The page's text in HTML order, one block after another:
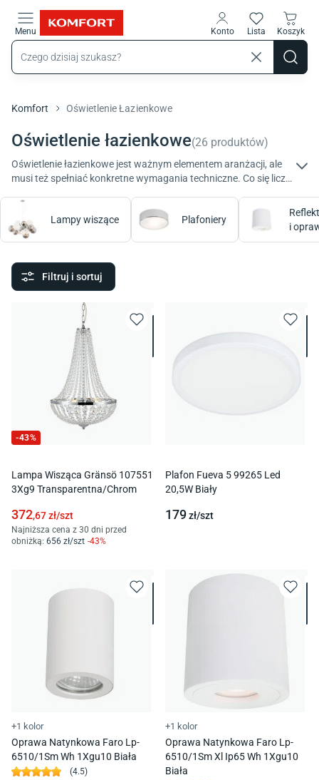
Menu Konto Lista Koszyk
Komfort Oświetlenie Łazienkowe
Oświetlenie łazienkowe(26 produktów)
Oświetlenie łazienkowe jest ważnym elementem aranżacji, ale
musi też spełniać konkretne wymagania techniczne. Co się liczy
i komfort użytkowania podczas codziennych czynności w
łazience. Takie oświetlenie do łazienki czeka w Sklepach
Komfort.
Lampy wiszące Plafoniery
i
Filtruj i sortuj
-43%
Lampa Wisząca Gränsö 107551
3Xg9 Transparentna/Chrom
372,67zł/szt
Najniższa cena z 30 dni przed
obniżką: 656 zł/szt -43%
Plafon Fueva 5 99265 Led
20,5W Biały
179zł/szt
+1 kolor
Oprawa Natynkowa Faro Lp-
6510/1Sm Wh 1Xgu10 Biała
(4.5)
+1 kolor
Oprawa Natynkowa Faro Lp-
6510/1Sm Xl Ip65 Wh 1Xgu10
Biała